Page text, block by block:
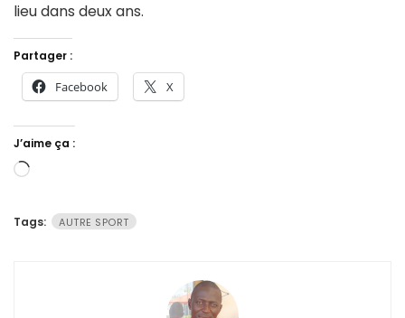
lieu dans deux ans.
Partager :
Facebook X
J’aime ça :
Chargement…
Tags: AUTRE SPORT